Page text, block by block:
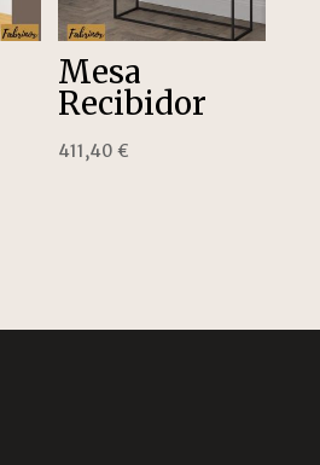
Mesa
Recibidor
411,40€